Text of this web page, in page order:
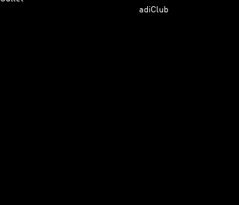
adiClub